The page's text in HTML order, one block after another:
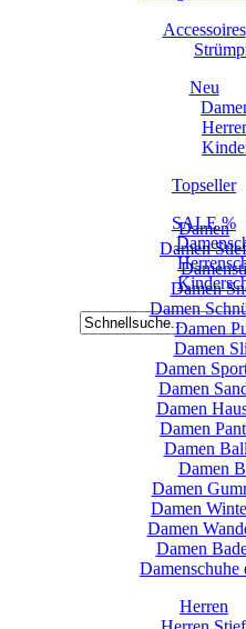
Accessoires
Neu
Topseller
SALE %
Damen
Damen
Damen
Damen
Damen
Damen
Damen
Damen
Damen
Damen
Damen
Damen
Damen
Damen
Damen
Damen
Damenschuhe
Herren